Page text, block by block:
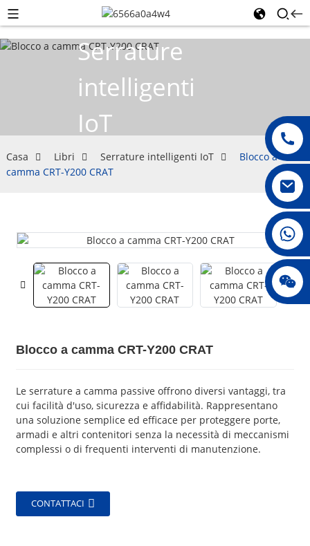
008615396811719
jenny010678
Serrature
intelligenti
IoT
Casa Libri Serrature intelligenti IoT
Blocco a
camma CRT-Y200 CRAT
Blocco a camma CRT-Y200 CRAT
Le serrature a camma passive offrono diversi vantaggi, tra
cui facilità d'uso, sicurezza e affidabilità. Rappresentano
una soluzione semplice ed efficace per proteggere porte,
armadi e altri contenitori senza la necessità di meccanismi
complessi o di frequenti interventi di manutenzione.
CONTATTACI